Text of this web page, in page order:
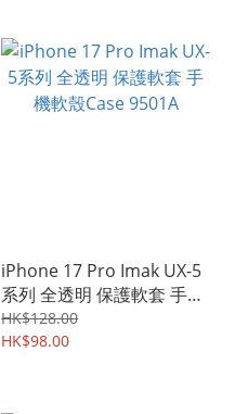
iPhone 17 Pro Imak UX-5
系列 全透明 保護軟套 手機
軟殼Case 9501A
HK$128.00
HK$98.00